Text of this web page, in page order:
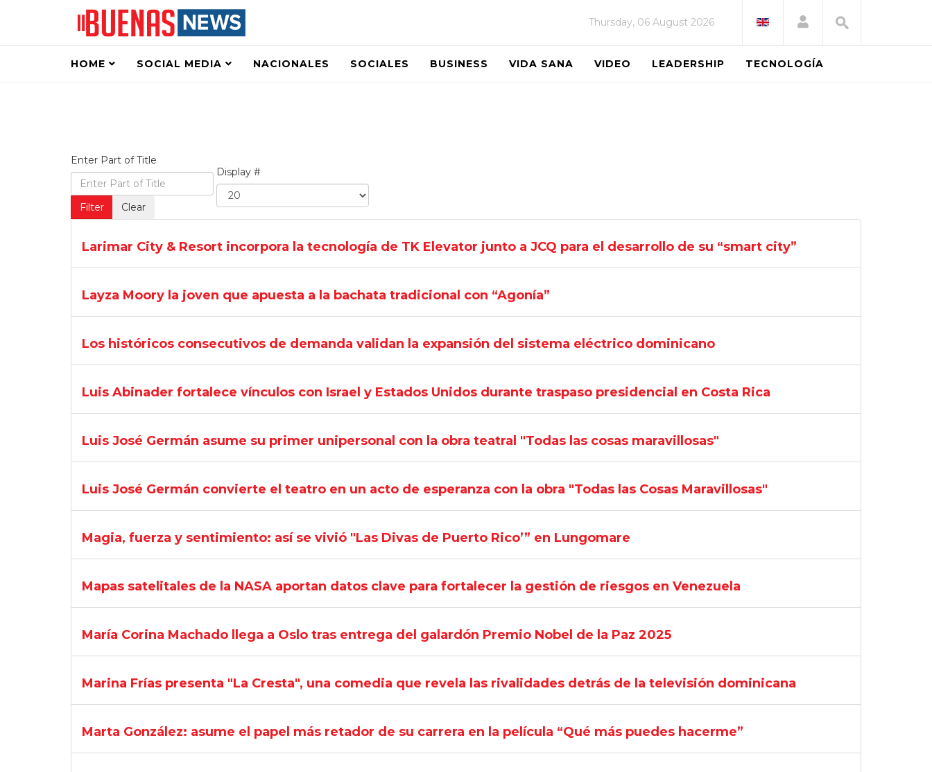
Thursday, 06 August 2026
HOME SOCIAL MEDIA NACIONALES SOCIALES BUSINESS VIDA SANA VIDEO LEADERSHIP TECNOLOGÍA
Enter Part of Title
Filter Clear
Display #
Larimar City & Resort incorpora la tecnología de TK Elevator junto a JCQ para el desarrollo de su “smart city”
Layza Moory la joven que apuesta a la bachata tradicional con “Agonía”
Los históricos consecutivos de demanda validan la expansión del sistema eléctrico dominicano
Luis Abinader fortalece vínculos con Israel y Estados Unidos durante traspaso presidencial en Costa Rica
Luis José Germán asume su primer unipersonal con la obra teatral "Todas las cosas maravillosas"
Luis José Germán convierte el teatro en un acto de esperanza con la obra "Todas las Cosas Maravillosas"
Magia, fuerza y sentimiento: así se vivió "Las Divas de Puerto Rico’” en Lungomare
Mapas satelitales de la NASA aportan datos clave para fortalecer la gestión de riesgos en Venezuela
María Corina Machado llega a Oslo tras entrega del galardón Premio Nobel de la Paz 2025
Marina Frías presenta "La Cresta", una comedia que revela las rivalidades detrás de la televisión dominicana
Marta González: asume el papel más retador de su carrera en la película “Qué más puedes hacerme”